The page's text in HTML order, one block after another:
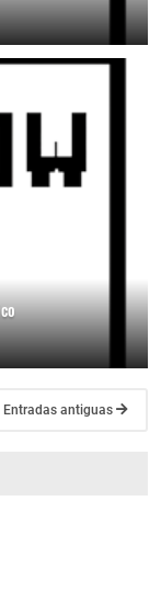
Entradas antiguas